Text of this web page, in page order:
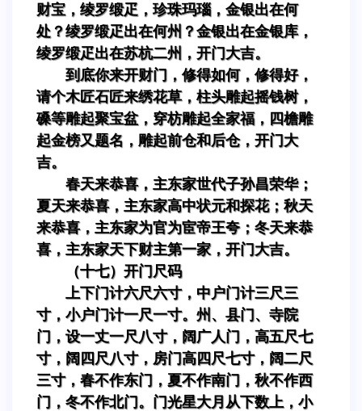
财宝，绫罗缎疋，珍珠玛瑙，金银出在何
处？绫罗缎疋出在何州？金银出在金银库，
绫罗缎疋出在苏杭二州，开门大吉。
到底你来开财门，修得如何，修得好，
请个木匠石匠来绣花草，柱头雕起摇钱树，
磉等雕起聚宝盆，穿枋雕起全家福，四檐雕
起金榜又题名，雕起前仓和后仓，开门大
吉。
春天来恭喜，主东家世代子孙昌荣华；
夏天来恭喜，主东家高中状元和探花；秋天
来恭喜，主东家为官为宦帝王夸；冬天来恭
喜，主东家天下财主第一家，开门大吉。
（十七）开门尺码
上下门计六尺六寸，中户门计三尺三
寸，小户门计一尺一寸。州、县门、寺院
门，设一丈一尺八寸，阔广人门，高五尺七
寸，阔四尺八寸，房门高四尺七寸，阔二尺
三寸，春不作东门，夏不作南门，秋不作西
门，冬不作北门。门光星大月从下数上，小